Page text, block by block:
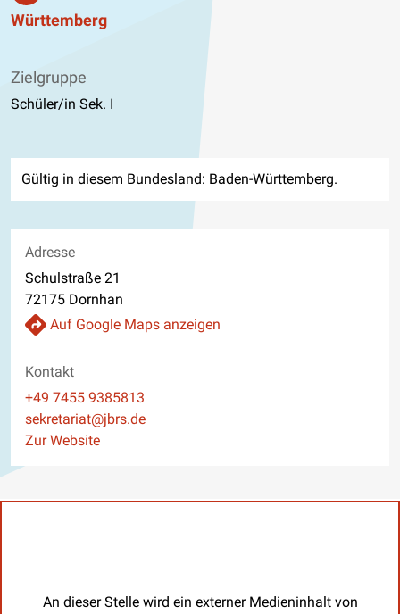
Württemberg
Zielgruppe
Schüler/in Sek. I
Gültig in diesem Bundesland: Baden-Württemberg.
Adresse
Schulstraße 21
72175 Dornhan
Auf Google Maps anzeigen
Kontakt
Telefon
+49 7455 9385813
E-Mail
sekretariat@jbrs.de
Website
Zur Website
An dieser Stelle wird ein externer Medieninhalt von